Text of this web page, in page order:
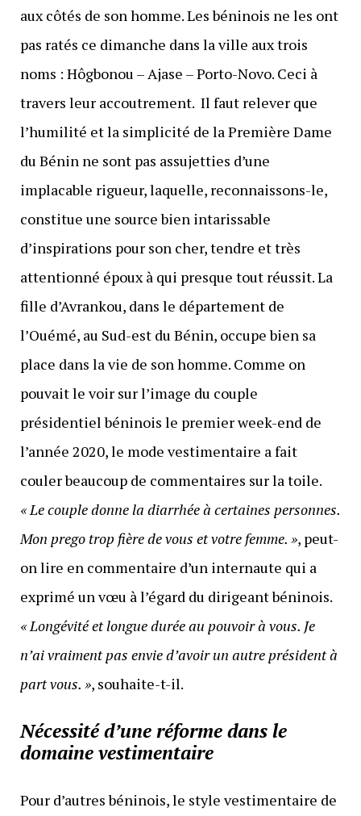
aux côtés de son homme. Les béninois ne les ont
pas ratés ce dimanche dans la ville aux trois
noms : Hôgbonou – Ajase – Porto-Novo. Ceci à
travers leur accoutrement. Il faut relever que
l’humilité et la simplicité de la Première Dame
du Bénin ne sont pas assujetties d’une
implacable rigueur, laquelle, reconnaissons-le,
constitue une source bien intarissable
d’inspirations pour son cher, tendre et très
attentionné époux à qui presque tout réussit. La
fille d’Avrankou, dans le département de
l’Ouémé, au Sud-est du Bénin, occupe bien sa
place dans la vie de son homme. Comme on
pouvait le voir sur l’image du couple
présidentiel béninois le premier week-end de
l’année 2020, le mode vestimentaire a fait
couler beaucoup de commentaires sur la toile.
« Le couple donne la diarrhée à certaines personnes.
Mon prego trop fière de vous et votre femme. », peut-
on lire en commentaire d’un internaute qui a
exprimé un vœu à l’égard du dirigeant béninois.
« Longévité et longue durée au pouvoir à vous. Je
n’ai vraiment pas envie d’avoir un autre président à
part vous. », souhaite-t-il.
Nécessité d’une réforme dans le
domaine vestimentaire
Pour d’autres béninois, le style vestimentaire de